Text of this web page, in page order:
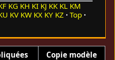
KG KH KI KJ KK KL KM
KV KW KX KY KZ
Top
Copie modèle